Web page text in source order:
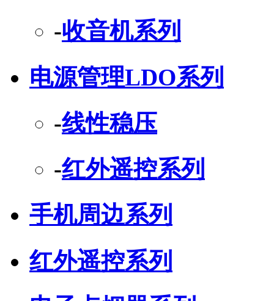
-收音机系列
电源管理LDO系列
-线性稳压
-红外遥控系列
手机周边系列
红外遥控系列